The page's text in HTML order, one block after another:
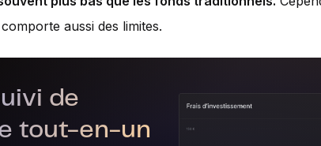
aussi des limites.
de
tout-en-un